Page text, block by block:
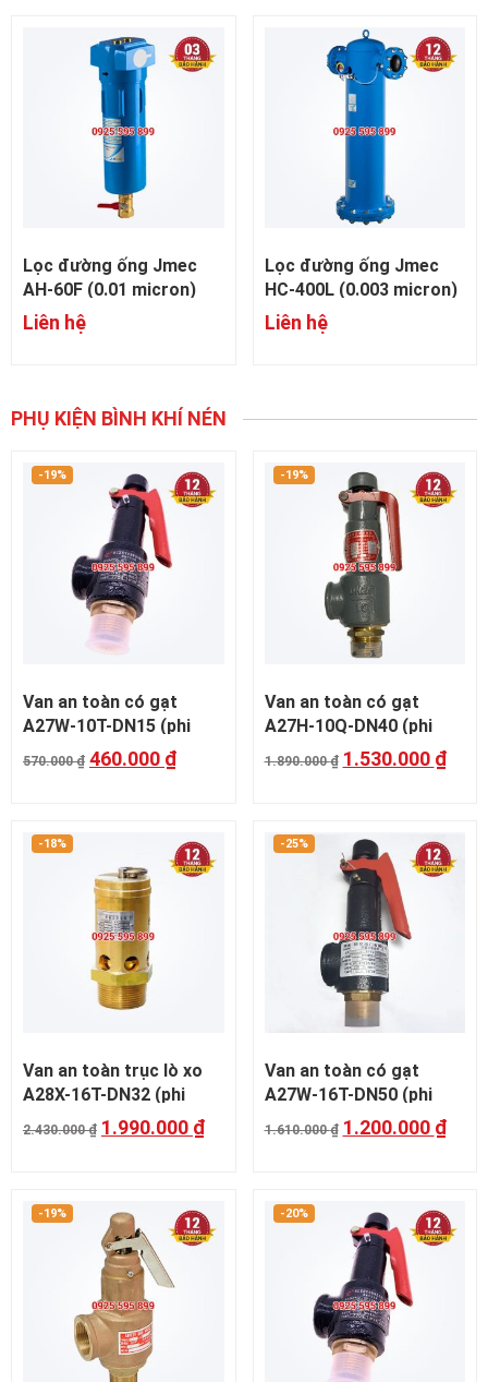
Lọc đường ống Jmec
AH-60F (0.01 micron)
Liên hệ
Lọc đường ống Jmec
HC-400L (0.003 micron)
Liên hệ
PHỤ KIỆN BÌNH KHÍ NÉN
-19%
Van an toàn có gạt
A27W-10T-DN15 (phi
570.000₫ 460.000 ₫
-19%
Van an toàn có gạt
A27H-10Q-DN40 (phi
1.890.000₫ 1.530.000 ₫
-18%
Van an toàn trục lò xo
A28X-16T-DN32 (phi
2.430.000₫ 1.990.000 ₫
-25%
Van an toàn có gạt
A27W-16T-DN50 (phi
1.610.000₫ 1.200.000 ₫
-19% -20%